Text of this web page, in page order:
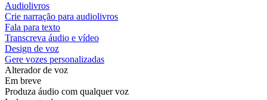
Audiolivros
Crie narração para audiolivros
Fala para texto
Transcreva áudio e vídeo
Design de voz
Gere vozes personalizadas
Alterador de voz
Em breve
Produza áudio com qualquer voz